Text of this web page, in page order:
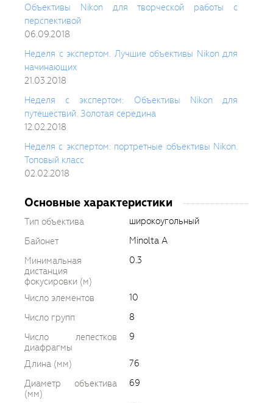
Объективы Nikon для творческой работы с
перспективой
06.09.2018
Неделя с экспертом. Лучшие объективы Nikon для
начинающих
21.03.2018
Неделя с экспертом: Объективы Nikon для
путешествий. Золотая середина
12.02.2018
Неделя с экспертом: портретные объективы Nikon.
Топовый класс
02.02.2018
Основные характеристики
Тип объектива
широкоугольный
Байонет
Minolta A
Минимальная
дистанция
фокусировки (м)
0.3
Число элементов
10
Число групп
8
Число лепестков
диафрагмы
9
Длина (мм)
76
Диаметр объектива
(мм)
69